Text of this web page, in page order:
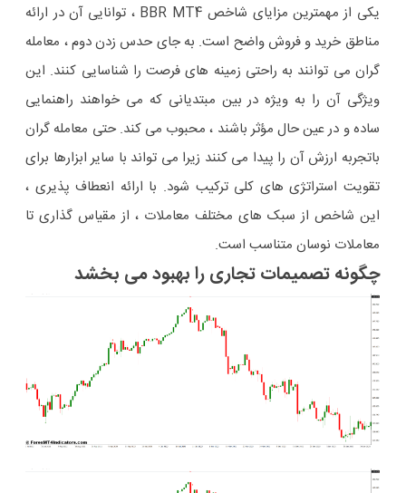
یکی از مهمترین مزایای شاخص BBR MT4 ، توانایی آن در ارائه
مناطق خرید و فروش واضح است. به جای حدس زدن دوم ، معامله
گران می توانند به راحتی زمینه های فرصت را شناسایی کنند. این
ویژگی آن را به ویژه در بین مبتدیانی که می خواهند راهنمایی
ساده و در عین حال مؤثر باشند ، محبوب می کند. حتی معامله گران
باتجربه ارزش آن را پیدا می کنند زیرا می تواند با سایر ابزارها برای
تقویت استراتژی های کلی ترکیب شود. با ارائه انعطاف پذیری ،
این شاخص از سبک های مختلف معاملات ، از مقیاس گذاری تا
معاملات نوسان متناسب است.
چگونه تصمیمات تجاری را بهبود می بخشد